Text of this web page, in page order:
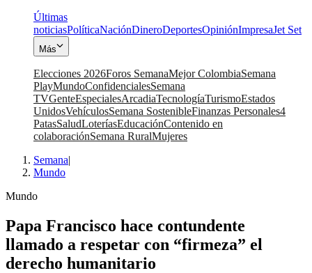
Últimas
noticiasPolíticaNaciónDineroDeportesOpiniónImpresaJet Set
Más
Elecciones 2026Foros SemanaMejor ColombiaSemana
PlayMundoConfidencialesSemana
TVGenteEspecialesArcadiaTecnologíaTurismoEstados
UnidosVehículosSemana SostenibleFinanzas Personales4
PatasSaludLoteríasEducaciónContenido en
colaboraciónSemana RuralMujeres
Semana|
Mundo
Mundo
Papa Francisco hace contundente
llamado a respetar con “firmeza” el
derecho humanitario